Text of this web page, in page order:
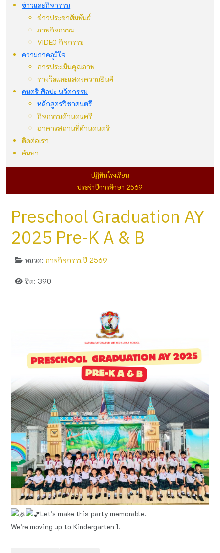
ข่าวและกิจกรรม
ข่าวประชาสัมพันธ์
ภาพกิจกรรม
VIDEO กิจกรรม
ความภาคภูมิใจ
การประเมินคุณภาพ
รางวัลและแสดงความยินดี
ดนตรี ศิลปะ นวัตกรรม
หลักสูตรวิชาดนตรี
กิจกรรมด้านดนตรี
อาคารสถานที่ด้านดนตรี
ติดต่อเรา
ค้นหา
ปฏิทินโรงเรียน
ประจำปีการศึกษา 2569
Preschool Graduation AY
2025 Pre-K A & B
หมวด: ภาพกิจกรรมปี 2569
ฮิต: 390
Let's make this party memorable.
We're moving up to Kindergarten 1.